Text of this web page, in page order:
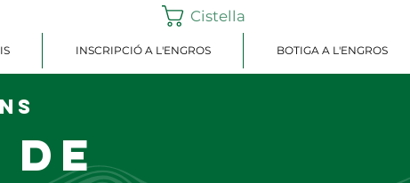
Cistella
INSCRIPCIÓ A L'ENGROS BOTIGA A L'ENGROS